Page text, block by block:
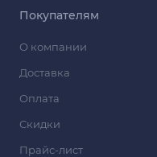
Покупателям
О компании
Доставка
Оплата
Скидки
Прайс-лист